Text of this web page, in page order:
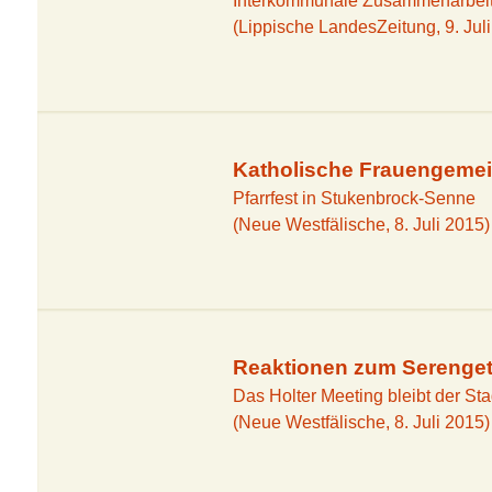
Sennesee
Senner
Gaststätten &
Wandern
(Lippische LandesZeitung, 9.
Katholische
Pfarrfest in Stukenbrock-Senne
(Neue Westfälische, 8. Juli 2015)
Reaktionen zum
Das Holter Meeting bleibt der
(Neue Westfälische, 8. Juli 2015)